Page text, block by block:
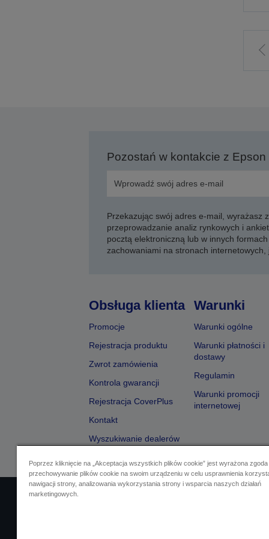
Pozostań w kontakcie z Epson
Przekazując swój adres e-mail, wyrażasz
przeprowadzanie analiz rynkowych i
pocztą elektroniczną lub w innych
zachowaniami na stronach internetowych,
Obsługa klienta
Promocje
Rejestracja produktu
Zwrot zamówienia
Kontrola gwarancji
Rejestracja CoverPlus
Kontakt
Wyszukiwanie dealerów
Warunki
Warunki ogólne
Warunki płatności i
dostawy
Regulamin
Warunki promocji
internetowej
Poprzez kliknięcie na „Akceptacja wszystkich plików cookie” jest wyrażona zgoda
przechowywanie plików cookie na swoim urządzeniu w celu usprawnienia
nawigacji strony, analizowania wykorzystania strony i wsparcia naszych działań
marketingowych.